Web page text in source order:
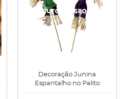
Decoração Junina
Espantalho no Palito